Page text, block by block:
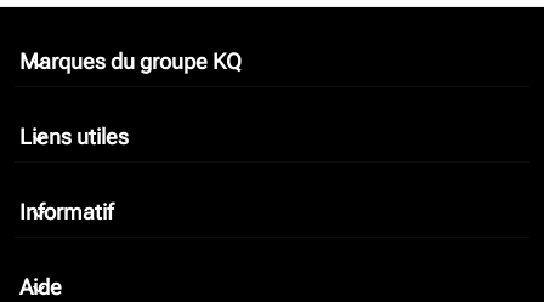
Marques du groupe KQ
keyboard_arrow_down
Liens utiles
keyboard_arrow_down
Informatif
keyboard_arrow_down
Aide
keyboard_arrow_down